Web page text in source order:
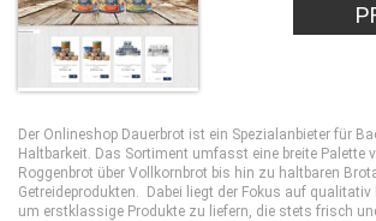
Der Onlineshop Dauerbrot ist ein Spezialanbieter für
Haltbarkeit. Das Sortiment umfasst eine breite Palette
Roggenbrot über Vollkornbrot bis hin zu haltbaren
Getreideprodukten. Dabei liegt der Fokus auf
um erstklassige Produkte zu liefern, die stets frisch